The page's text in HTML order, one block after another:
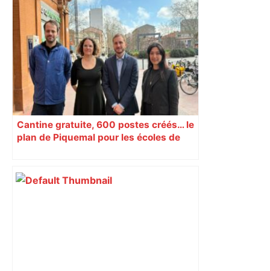
Cantine gratuite, 600 postes créés… le
plan de Piquemal pour les écoles de